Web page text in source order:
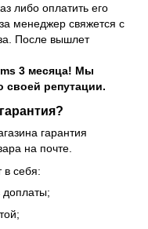
либо оплатить его
менеджер свяжется с
После вышлет
3 месяца! Мы
своей репутации.
гарантия
на почте.
в себя:
доплаты;